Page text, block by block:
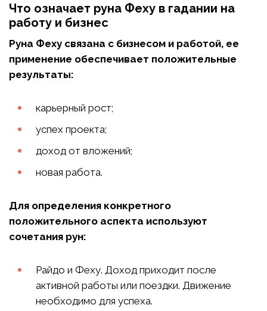
Что означает руна Феху в гадании на
работу и бизнес
Руна Феху связана с бизнесом и работой, ее
применение обеспечивает положительные
результаты:
карьерный рост;
успех проекта;
доход от вложений;
новая работа.
Для определения конкретного
положительного аспекта используют
сочетания рун:
Райдо и Феху. Доход приходит после
активной работы или поездки. Движение
необходимо для успеха.